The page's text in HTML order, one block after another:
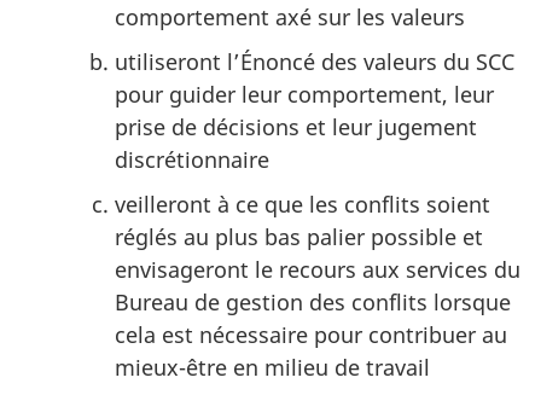
comportement axé sur les valeurs
utiliseront l’Énoncé des valeurs du SCC
pour guider leur comportement, leur
prise de décisions et leur jugement
discrétionnaire
veilleront à ce que les conflits soient
réglés au plus bas palier possible et
envisageront le recours aux services du
Bureau de gestion des conflits lorsque
cela est nécessaire pour contribuer au
mieux-être en milieu de travail